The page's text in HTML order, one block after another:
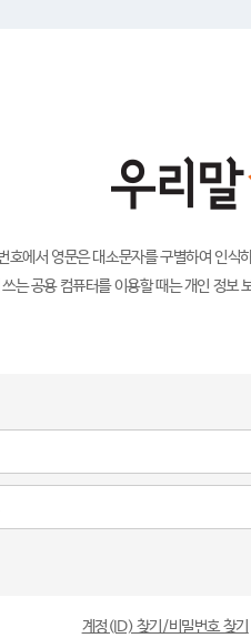
호에서 영문은 대소문자를 구별하여 인식
는 공용 컴퓨터를 이용할 때는 개인 정보
계정(ID) 찾기/비밀번호 찾기